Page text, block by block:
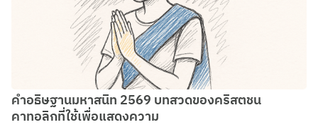
คำอธิษฐานมหาสนิท 2569 บทสวดของคริสตชน
คาทอลิกที่ใช้เพื่อแสดงความ